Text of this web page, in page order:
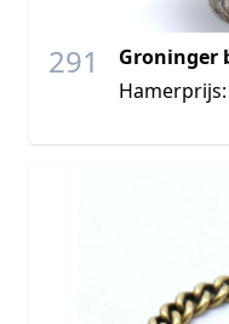
291
Groninger